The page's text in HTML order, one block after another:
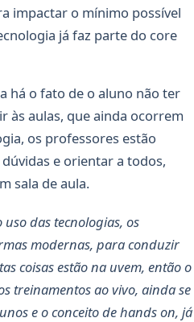
impactar o mínimo possível
já faz parte do core
há o fato de o aluno não ter
às aulas, que ainda ocorrem
os professores estão
e orientar a todos,
sala de aula.
uso das tecnologias, os
modernas, para conduzir
coisas estão na uvem, então o
treinamentos ao vivo, ainda se
e o conceito de hands on, já